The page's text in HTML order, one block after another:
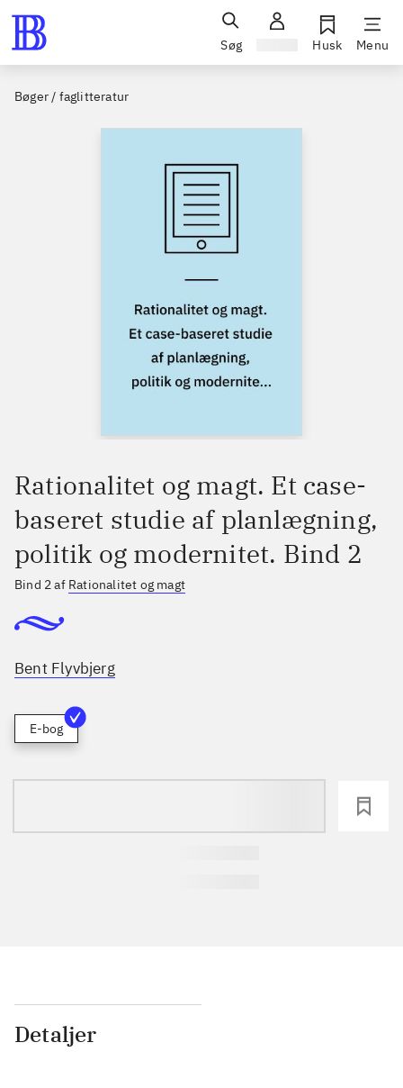
Søg Husk Menu
Bøger / faglitteratur
Rationalitet og magt. Et case-
baseret studie af planlægning,
politik og modernitet. Bind 2
Bind 2 af Rationalitet og magt
Bent Flyvbjerg
E-bog
Detaljer